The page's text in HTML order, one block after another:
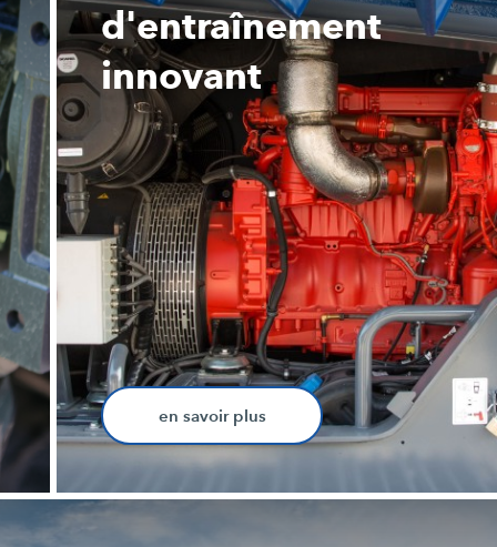
d'entraînement
innovant
en savoir plus